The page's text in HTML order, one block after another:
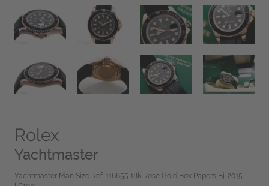
Rolex
Yachtmaster
Yachtmaster Man Size Ref-116655 18k Rose Gold Box Papers Bj-2015